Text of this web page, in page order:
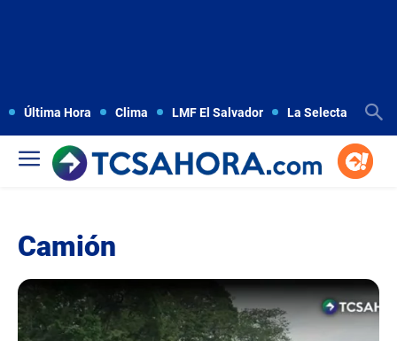
Última Hora Clima LMF El Salvador La Selecta
Camión